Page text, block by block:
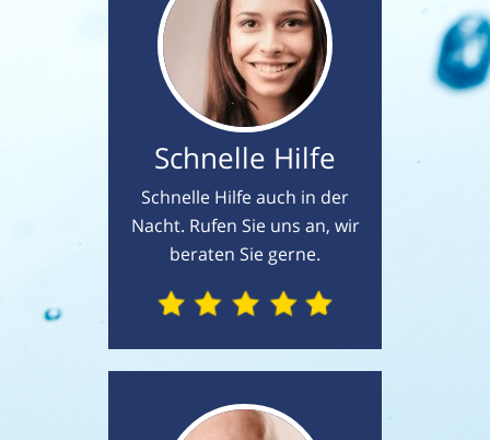
Schnelle Hilfe
Schnelle Hilfe auch in der
Nacht. Rufen Sie uns an, wir
beraten Sie gerne.